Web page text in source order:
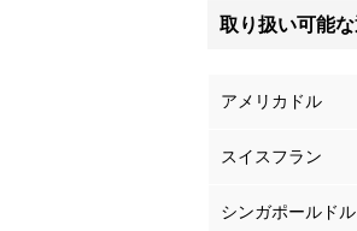
取り扱い可能
アメリカドル
スイスフラン
シンガポールドル